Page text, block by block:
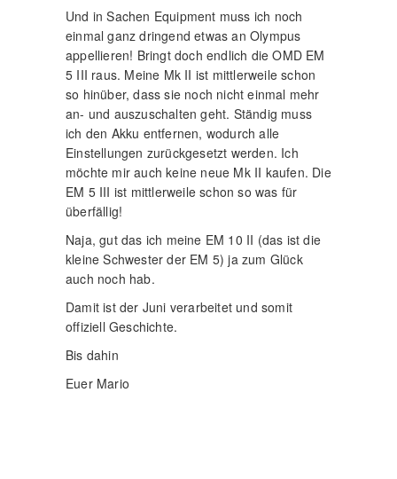
Und in Sachen Equipment muss ich noch
einmal ganz dringend etwas an Olympus
appellieren! Bringt doch endlich die OMD EM
5 III raus. Meine Mk II ist mittlerweile schon
so hinüber, dass sie noch nicht einmal mehr
an- und auszuschalten geht. Ständig muss
ich den Akku entfernen, wodurch alle
Einstellungen zurückgesetzt werden. Ich
möchte mir auch keine neue Mk II kaufen. Die
EM 5 III ist mittlerweile schon so was für
überfällig!
Naja, gut das ich meine EM 10 II (das ist die
kleine Schwester der EM 5) ja zum Glück
auch noch hab.
Damit ist der Juni verarbeitet und somit
offiziell Geschichte.
Bis dahin
Euer Mario